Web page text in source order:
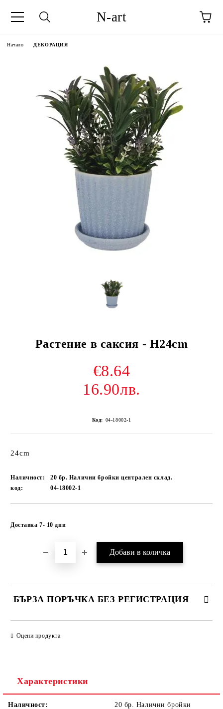
N-art
Начало ДЕКОРАЦИЯ
Растение в саксия - H24cm
€8.64
16.90лв.
Код: 04-18002-1
24cm
Наличност:
20 бр. Налични бройки централен склад.
код:
04-18002-1
Доставка 7- 10 дни
БЪРЗА ПОРЪЧКА БЕЗ РЕГИСТРАЦИЯ
Оцени продукта
Характеристики
Наличност:
20 бр. Налични бройки